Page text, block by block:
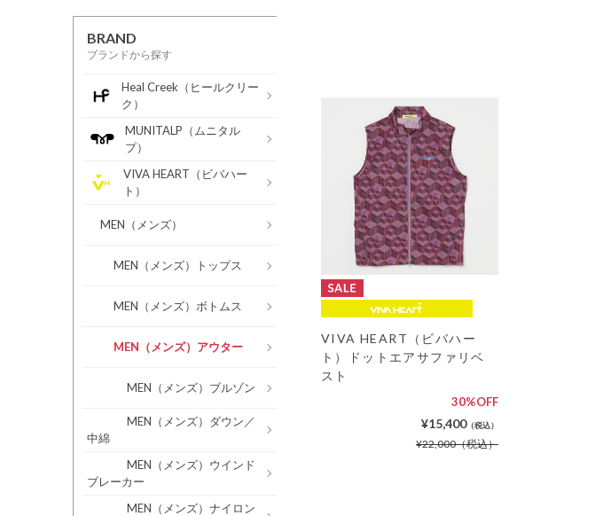
BRAND
ブランドから探す
Heal Creek（ヒールクリー
ク）
MUNITALP（ムニタル
プ）
VIVA HEART（ビバハー
ト）
MEN（メンズ）
MEN（メンズ）トップス
MEN（メンズ）ボトムス
MEN（メンズ）アウター
MEN（メンズ）ブルゾン
MEN（メンズ）ダウン／
中綿
MEN（メンズ）ウインド
ブレーカー
MEN（メンズ）ナイロン
VIVA HEART（ビバハー
ト）ドットエアサファリベ
スト
30%OFF
¥15,400（税込）
¥22,000（税込）